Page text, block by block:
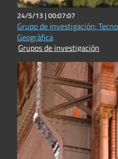
24/5/13 |00:07:07
Grupo de investigación:
Geográfica
Grupos de investigación